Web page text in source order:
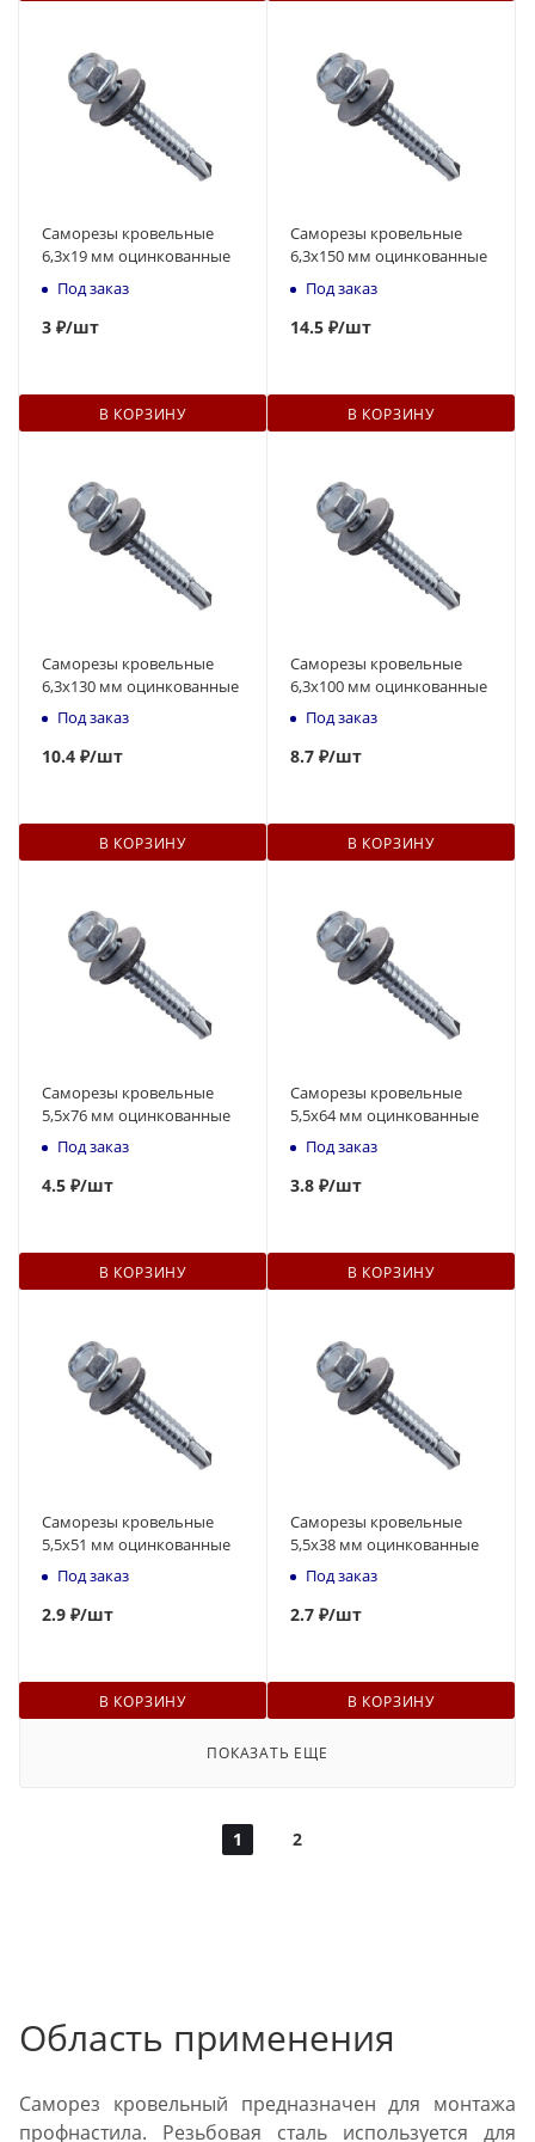
Саморезы кровельные
6,3x19 мм оцинкованные
Под заказ
3 ₽/шт
В КОРЗИНУ
Саморезы кровельные
6,3x150 мм оцинкованные
Под заказ
14.5 ₽/шт
В КОРЗИНУ
Саморезы кровельные
6,3x130 мм оцинкованные
Под заказ
10.4 ₽/шт
В КОРЗИНУ
Саморезы кровельные
6,3x100 мм оцинкованные
Под заказ
8.7 ₽/шт
В КОРЗИНУ
Саморезы кровельные
5,5x76 мм оцинкованные
Под заказ
4.5 ₽/шт
В КОРЗИНУ
Саморезы кровельные
5,5x64 мм оцинкованные
Под заказ
3.8 ₽/шт
В КОРЗИНУ
Саморезы кровельные
5,5x51 мм оцинкованные
Под заказ
2.9 ₽/шт
В КОРЗИНУ
Саморезы кровельные
5,5x38 мм оцинкованные
Под заказ
2.7 ₽/шт
В КОРЗИНУ
ПОКАЗАТЬ ЕЩЕ
1 2
Область применения
Саморез кровельный предназначен для монтажа
профнастила. Резьбовая сталь используется для